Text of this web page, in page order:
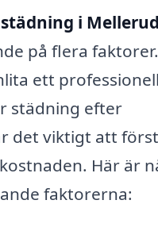
i Mellerud
på flera
ett
städning efter
det viktigt att
Här är
faktorerna: